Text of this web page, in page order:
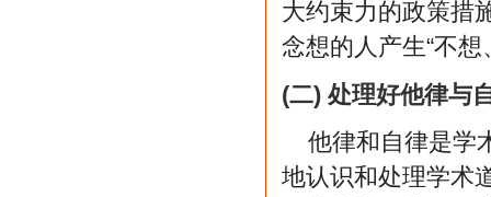
大约束力的政策措
念想的人产生“不
(二) 处理好他律与
他律和自律是学
地认识和处理学术